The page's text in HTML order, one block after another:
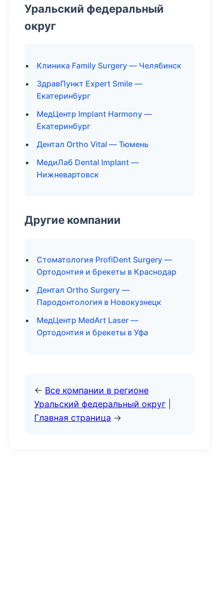
Уральский федеральный
округ
Клиника Family Surgery — Челябинск
ЗдравПункт Expert Smile —
Екатеринбург
МедЦентр Implant Harmony —
Екатеринбург
Дентал Ortho Vital — Тюмень
МедиЛаб Dental Implant —
Нижневартовск
Другие компании
Стоматология ProfiDent Surgery —
Ортодонтия и брекеты в Краснодар
Дентал Ortho Surgery —
Пародонтология в Новокузнецк
МедЦентр MedArt Laser —
Ортодонтия и брекеты в Уфа
← Все компании в регионе
Уральский федеральный округ
Главная страница →